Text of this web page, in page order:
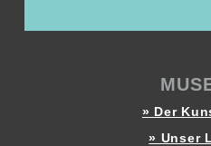
» Der
» Unser